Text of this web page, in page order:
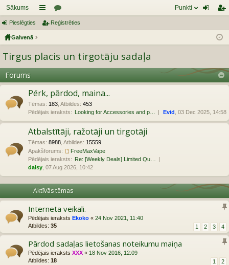
Sākums
aī
es
or
mi
Punkti
tie
s
ist
ie
s
Pieslēgties Reģistrēties
Galvenā
Tirgus placis un tirgotāju sadaļa
Forums
Pērk, pārdod, maina...
Tēmas: 183 Atbildes: 453
Pēdējais ieraksts: Looking for Accessories and p… Evid , 03 Dec 2025, 14:58
Atbalstītāji, ražotāji un tirgotāji
Tēmas: 8988 Atbildes: 15559
Apakšforums:
FreeMaxVape
Pēdējais ieraksts: Re: [Weekly Deals] Limited Qu…
daisy , 07 Aug 2026, 10:42
Aktīvās tēmas
Interneta veikali.
Pēdējais ieraksts Ekoko « 24 Nov 2021, 11:40
Atbildes: 35 1 2 3 4
Pārdod sadaļas lietošanas noteikumu maiņa
Pēdējais ieraksts XXX « 18 Nov 2016, 12:09
Atbildes: 18 1 2